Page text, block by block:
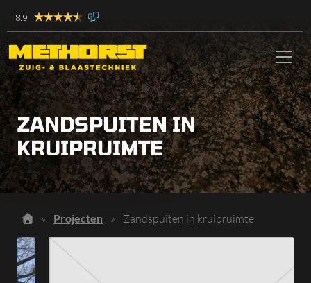
8.9
ZANDSPUITEN IN
KRUIPRUIMTE
» Projecten » Zandspuiten in kruipruimte